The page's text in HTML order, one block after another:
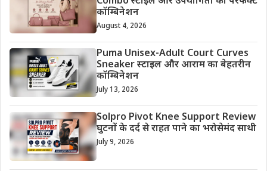
कॉम्बिनेशन
August 4, 2026
Puma Unisex-Adult Court Curves
Sneaker स्टाइल और आराम का बेहतरीन
कॉम्बिनेशन
July 13, 2026
Solpro Pivot Knee Support Review
घुटनों के दर्द से राहत पाने का भरोसेमंद साथी
July 9, 2026